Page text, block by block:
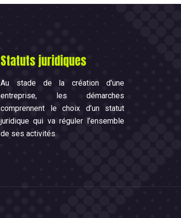
Statuts juridiques
Au stade de la création d’une
entreprise, les démarches
comprennent le choix d’un statut
juridique qui va réguler l’ensemble
de ses activités.